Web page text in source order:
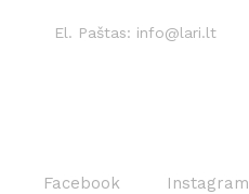
El. Paštas: info@lari.lt
Facebook Instagram